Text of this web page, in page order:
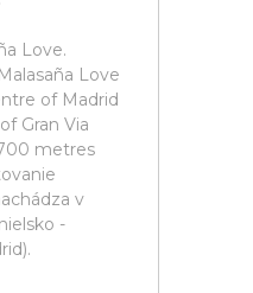
Love.
Love
of Madrid
Gran Via
metres
v
-